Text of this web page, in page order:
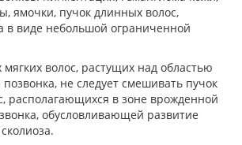
ямочки, пучок длинных волос,
в виде небольшой ограниченной
волос, растущих над областью
не следует смешивать пучок
располагающихся в зоне врожденной
обусловливающей развитие